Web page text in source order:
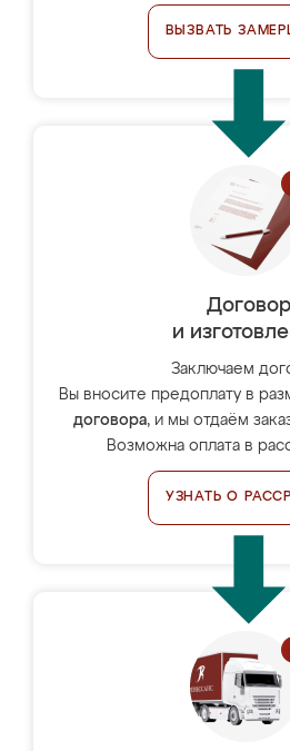
ВЫЗВАТЬ
Договор
и
Заключаем
Вы вносите предоплату в
договора, и мы отдаём
Возможна оплата в
УЗНАТЬ О